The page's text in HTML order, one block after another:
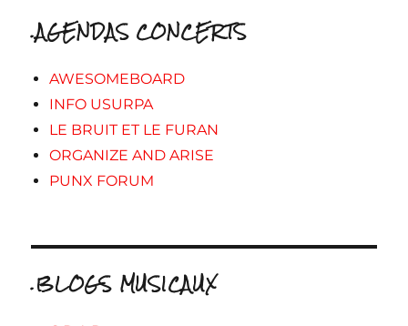
.AGENDAS CONCERTS
AWESOMEBOARD
INFO USURPA
LE BRUIT ET LE FURAN
ORGANIZE AND ARISE
PUNX FORUM
.BLOGS MUSICAUX